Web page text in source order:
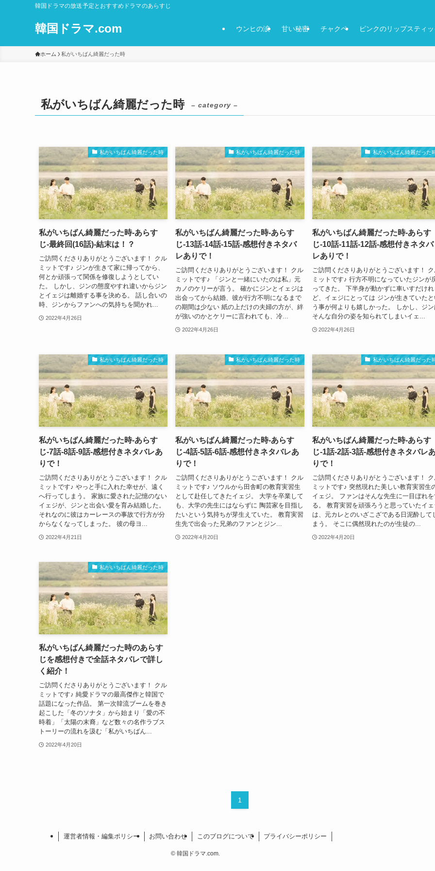
韓国ドラマの放送予定とおすすめドラマのあらすじ
韓国ドラマ.com ウンヒの涙 甘い秘密 チャクペ ピンクのリップスティ
ホーム 私がいちばん綺麗だった時
私がいちばん綺麗だった時 – category –
私がいちばん綺麗だった時
私がいちばん綺麗だった時-あらす
じ-最終回(16話)-結末は！？
ご訪問くださりありがとうございます！ クル
ミットです♪ ジンが生きて家に帰ってから、
何とか頑張って関係を修復しようとしてい
た。 しかし、ジンの態度やすれ違いからジン
とイェジは離婚する事を決める。 話し合いの
時、ジンからファンへの気持ちを聞かれ...
2022年4月26日
私がいちばん綺麗だった時
私がいちばん綺麗だった時-あらす
じ-13話-14話-15話-感想付きネタバ
レありで！
ご訪問くださりありがとうございます！ クル
ミットです♪ 「ジンと一緒にいたのは私」元
カノのケリーが言う。 確かにジンとイェジは
出会ってから結婚、彼が行方不明になるまで
の期間は少ない 紙の上だけの夫婦の方が、絆
が強いのかとケリーに言われても、冷...
2022年4月26日
私がいちばん綺麗だった
私がいちばん綺麗だった時-あらす
じ-10話-11話-12話-感想付きネタバ
レありで！
ご訪問くださりありがとうございます！
ミットです♪ 行方不明になっていたジンが
ってきた。 下半身が動かずに車いすだけれ
ど、イェジにとっては ジンが生きていた
う事が何よりも嬉しかった。 しかし、ジン
そんな自分の姿を知られてしまいイェ...
2022年4月26日
私がいちばん綺麗だった時
私がいちばん綺麗だった時-あらす
じ-7話-8話-9話-感想付きネタバレあ
りで！
ご訪問くださりありがとうございます！ クル
ミットです♪ やっと手に入れた幸せが、遠く
へ行ってしまう。 家族に愛された記憶のない
イェジが、ジンと出会い愛を育み結婚した。
それなのに彼はカーレースの事故で行方が分
からなくなってしまった。 彼の母ヨ...
2022年4月21日
私がいちばん綺麗だった時
私がいちばん綺麗だった時-あらす
じ-4話-5話-6話-感想付きネタバレあ
りで！
ご訪問くださりありがとうございます！ クル
ミットです♪ ソウルから田舎町の教育実習生
として赴任してきたイェジ。 大学を卒業して
も、大学の先生にはならずに 陶芸家を目指し
たいという気持ちが芽生えていた。 教育実習
生先で出会った兄弟のファンとジン...
2022年4月20日
私がいちばん綺麗だった
私がいちばん綺麗だった時-あらす
じ-1話-2話-3話-感想付きネタバレ
りで！
ご訪問くださりありがとうございます！
ミットです♪ 突然現れた美しい教育実習生
イェジ。 ファンはそんな先生に一目ぼれを
る。 教育実習を頑張ろうと思っていたイェ
は、元カレとのいざこざである日泥酔して
まう。 そこに偶然現れたのが生徒の...
2022年4月20日
私がいちばん綺麗だった時
私がいちばん綺麗だった時のあらす
じを感想付きで全話ネタバレで詳し
く紹介！
ご訪問くださりありがとうございます！ クル
ミットです♪ 純愛ドラマの最高傑作と韓国で
話題になった作品。 第一次韓流ブームを巻き
起こした「冬のソナタ」から始まり「愛の不
時着」「太陽の末裔」など数々の名作ラブス
トーリーの流れを汲む「私がいちばん...
2022年4月20日
1
運営者情報・編集ポリシー お問い合わせ このブログについて プライバシーポリシー
©韓国ドラマ.com.